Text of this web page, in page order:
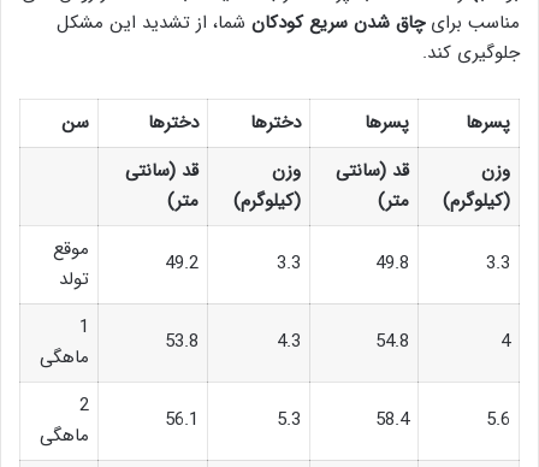
مناسب برایچاق شدن سریع کودکان شما، از تشدید این مشکل
جلوگیری کند.
پسرها پسرها دخترها دخترها
سن
وزن
(کیلوگرم)
قد (سانتی
متر)
وزن
(کیلوگرم)
قد (سانتی
متر)
3.3
49.8
3.3
49.2
موقع
تولد
4
54.8
4.3
53.8
1
ماهگی
5.6
58.4
5.3
56.1
2
ماهگی